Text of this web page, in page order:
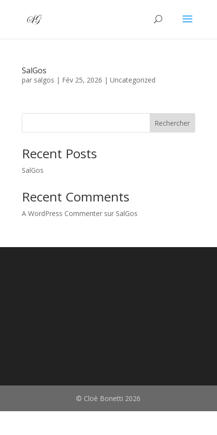
SalGos
par salgos | Fév 25, 2026 | Uncategorized
Rechercher
Recent Posts
SalGos
Recent Comments
A WordPress Commentersur SalGos
© Cloè Bonetti 2026